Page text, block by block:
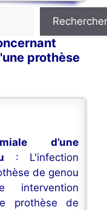
Rechercher
prothèse
d’une
: L'infection
de genou
prothèse de